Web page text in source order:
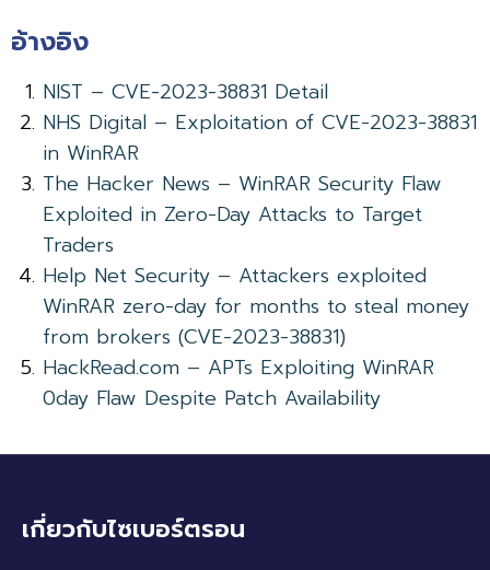
อ้างอิง
NIST – CVE-2023-38831 Detail
NHS Digital – Exploitation of CVE-2023-38831
in WinRAR
The Hacker News – WinRAR Security Flaw
Exploited in Zero-Day Attacks to Target
Traders
Help Net Security – Attackers exploited
WinRAR zero-day for months to steal money
from brokers (CVE-2023-38831)
HackRead.com – APTs Exploiting WinRAR
0day Flaw Despite Patch Availability
เกี่ยวกับไซเบอร์ตรอน